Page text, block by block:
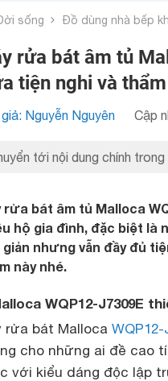
sống Đồ dùng nhà bếp
rửa bát âm tủ
tiện nghi và
Nguyễn Nguyên Cập
tới nội dung chính trong
rửa bát âm tủ Malloca
hộ gia đình, đặc biệt là
nhưng vẫn đầy đủ
này nhé.
WQP12-J7309E
rửa bát Malloca WQP12-
cho những ai đề cao
với kiểu dáng độc lập